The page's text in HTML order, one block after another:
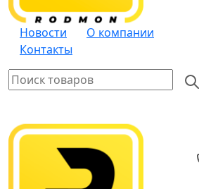
Новости
О компании
Контакты